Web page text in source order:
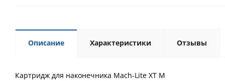
Описание Характеристики Отзывы
Картридж для наконечника Mach-Lite XT M